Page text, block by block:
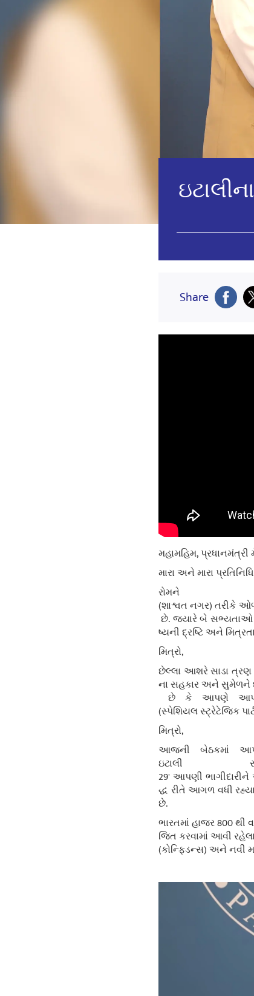
Share
મહામહિમ, પ્રધાનમંત્રી
મારા અને મારા
(શાશ્વત નગર) તરીકે
છે. જ્યારે બે સભ્યતાઓ
ષ્યની દ્રષ્ટિ અને
મિત્રો,
છેલ્લા આશરે સાડા ત્રણ
ના સહકાર અને સુમેળને
છે કે આપણે આપણા
(સ્પેશિયલ સ્ટ્રેટેજિક
મિત્રો,
આજની બેઠકમાં
ઇટાલી
29' આપણી
દ્ધ રીતે આગળ વધી
છે.
ભારતમાં હાજર 800 થી
જિત કરવામાં આવી
(કોન્ફિડન્સ) અને નવી